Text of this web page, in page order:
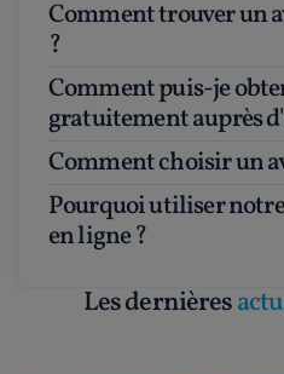
Comment trouver un avocat autour de moi
?
Comment puis-je obtenir du conseil
gratuitement auprès
Comment choisir un
Pourquoi utiliser notre annuaire d’avocats
en ligne ?
Les dernières